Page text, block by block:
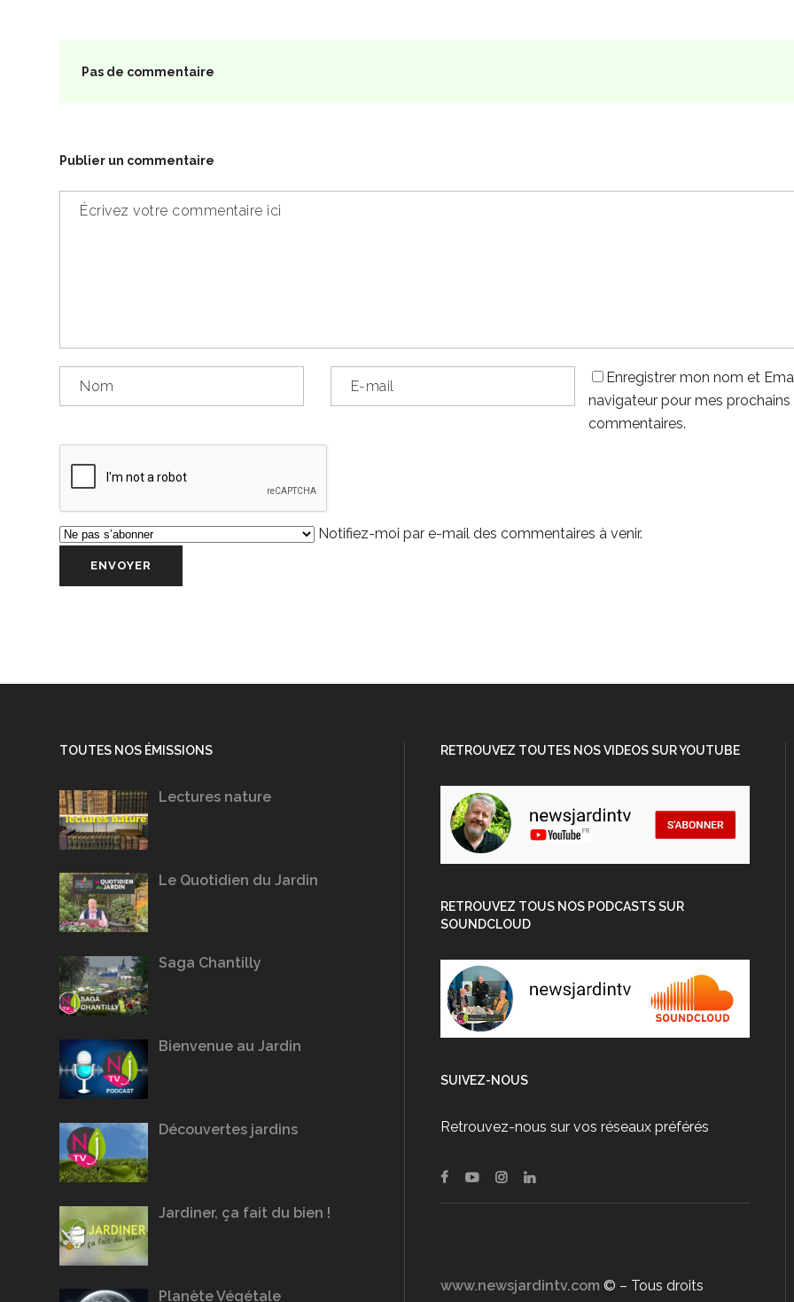
Pas de commentaire
Publier un commentaire
Enregistrer mon nom et
navigateur pour mes prochains
commentaires.
Notifiez-moi par e-mail des commentaires à venir.
TOUTES NOS ÉMISSIONS
Lectures nature
Le Quotidien du Jardin
Saga Chantilly
Bienvenue au Jardin
Découvertes jardins
Jardiner, ça fait du bien !
Planète Végétale
RETROUVEZ TOUTES NOS VIDEOS SUR YOUTUBE
RETROUVEZ TOUS NOS PODCASTS SUR
SOUNDCLOUD
SUIVEZ-NOUS
Retrouvez-nous sur vos réseaux préférés
www.newsjardintv.com © – Tous droits